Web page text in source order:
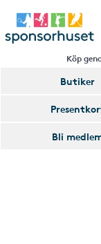
Köp
Butiker
Bli